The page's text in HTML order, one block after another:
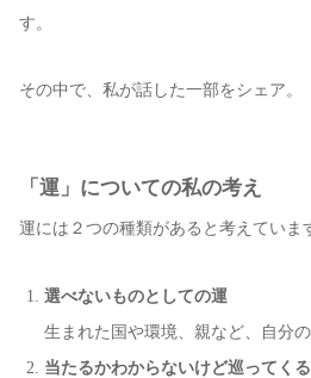
す。
その中で、私が話した一部をシェア。
「運」についての私の考え
運には２つの種類があると考えていま
選べないものとしての運
生まれた国や環境、親など、自分
当たるかわからないけど巡ってく